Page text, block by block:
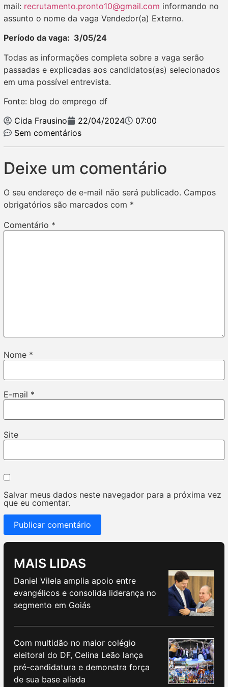
mail: recrutamento.pronto10@gmail.com informando no
assunto o nome da vaga Vendedor(a) Externo.
Período da vaga: 3/05/24
Todas as informações completa sobre a vaga serão
passadas e explicadas aos candidatos(as) selecionados
em uma possível entrevista.
Fonte: blog do emprego df
Cida Frausino
22/04/2024
07:00
Sem comentários
Deixe um comentário
O seu endereço de e-mail não será publicado. Campos
obrigatórios são marcados com *
Comentário *
Nome *
E-mail *
Site
Salvar meus dados neste navegador para a próxima vez
que eu comentar.
MAIS LIDAS
Daniel Vilela amplia apoio entre
evangélicos e consolida liderança no
segmento em Goiás
Com multidão no maior colégio
eleitoral do DF, Celina Leão lança
pré-candidatura e demonstra força
de sua base aliada